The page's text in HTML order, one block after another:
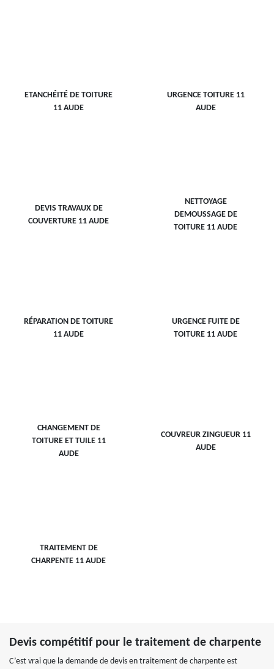
ETANCHÉITÉ DE TOITURE
11 AUDE
URGENCE TOITURE 11
AUDE
DEVIS TRAVAUX DE
COUVERTURE 11 AUDE
NETTOYAGE
DEMOUSSAGE DE
TOITURE 11 AUDE
RÉPARATION DE TOITURE
11 AUDE
URGENCE FUITE DE
TOITURE 11 AUDE
CHANGEMENT DE
TOITURE ET TUILE 11
AUDE
COUVREUR ZINGUEUR 11
AUDE
TRAITEMENT DE
CHARPENTE 11 AUDE
Devis compétitif pour le traitement de charpente
C’est vrai que la demande de devis en traitement de charpente est